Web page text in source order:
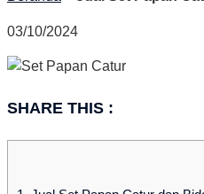
03/10/2024
SHARE THIS :